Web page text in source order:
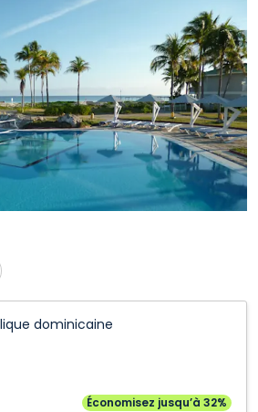
Ottawa
Regina
dominicaine
Économisez jusqu’à 32%